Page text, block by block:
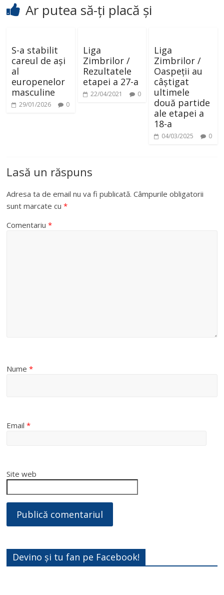
Ar putea să-ți placă și
S-a stabilit
careul de ași
al
europenelor
masculine
29/01/2026 0
Liga
Zimbrilor /
Rezultatele
etapei a 27-a
22/04/2021 0
Liga
Zimbrilor /
Oaspeții au
câștigat
ultimele
două partide
ale etapei a
18-a
04/03/2025 0
Lasă un răspuns
Adresa ta de email nu va fi publicată. Câmpurile obligatorii
sunt marcate cu*
Comentariu*
Nume*
Email*
Site web
Devino și tu fan pe Facebook!